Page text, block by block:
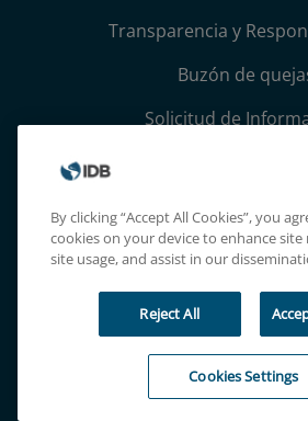
Transparencia y
Buzón de
Solicitud de
Términos, condiciones y
Extranet
By clicking “Accept All Cookies”, you
cookies on your device to enhance site
site usage, and assist in our
Reject All
Cookies Settings